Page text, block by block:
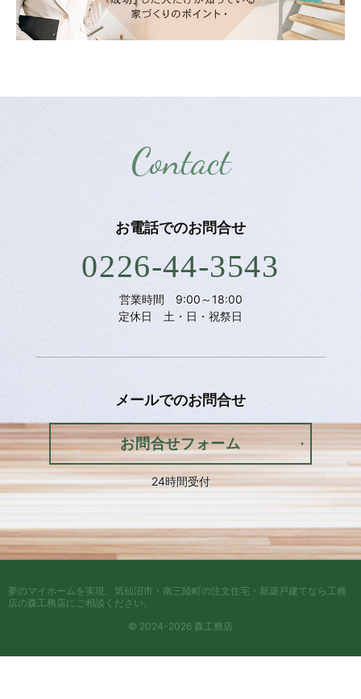
Contact
お電話でのお問合せ
0226-44-3543
営業時間 9:00～18:00
定休日 土・日・祝祭日
メールでのお問合せ
お問合せフォーム
24時間受付
© 2024-2026 森工務店
夢のマイホームを実現、 気仙沼市・南三陸町の注文住宅・新築戸建てなら工務
店の森工務店にご相談ください。